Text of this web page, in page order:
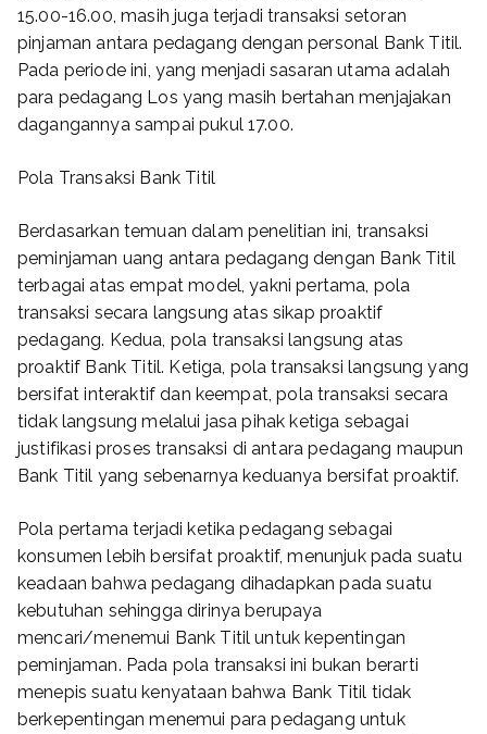
15.00-16.00, masih juga terjadi transaksi setoran
pinjaman antara pedagang dengan personal Bank Titil.
Pada periode ini, yang menjadi sasaran utama adalah
para pedagang Los yang masih bertahan menjajakan
dagangannya sampai pukul 17.00.
Pola Transaksi Bank Titil
Berdasarkan temuan dalam penelitian ini, transaksi
peminjaman uang antara pedagang dengan Bank Titil
terbagai atas empat model, yakni pertama, pola
transaksi secara langsung atas sikap proaktif
pedagang. Kedua, pola transaksi langsung atas
proaktif Bank Titil. Ketiga, pola transaksi langsung yang
bersifat interaktif dan keempat, pola transaksi secara
tidak langsung melalui jasa pihak ketiga sebagai
justifikasi proses transaksi di antara pedagang maupun
Bank Titil yang sebenarnya keduanya bersifat proaktif.
Pola pertama terjadi ketika pedagang sebagai
konsumen lebih bersifat proaktif, menunjuk pada suatu
keadaan bahwa pedagang dihadapkan pada suatu
kebutuhan sehingga dirinya berupaya
mencari/menemui Bank Titil untuk kepentingan
peminjaman. Pada pola transaksi ini bukan berarti
menepis suatu kenyataan bahwa Bank Titil tidak
berkepentingan menemui para pedagang untuk